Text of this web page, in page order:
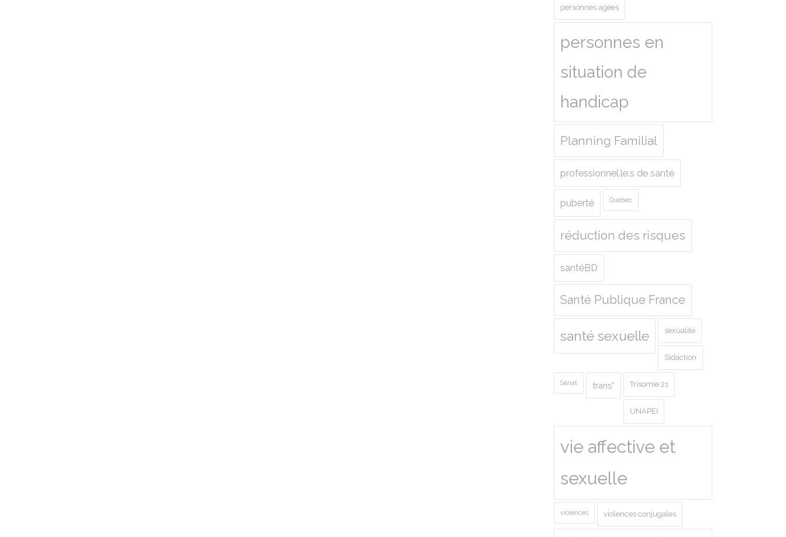
personnes agées
personnes en
situation de
handicap
Planning Familial
professionnel.le.s de santé
puberté Quebec
réduction des risques
santéBD
Santé Publique France
santé sexuelle sexualité
Sidaction
Sénat trans* Trisomie 21
UNAPEI
vie affective et
sexuelle
violences violences conjugales